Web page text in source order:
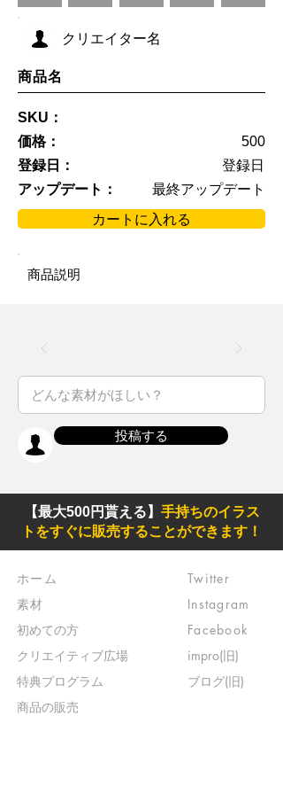
クリエイター名
商品名
SKU：
価格：
500
登録日：
登録日
アップデート：
最終アップデート
カートに入れる
商品説明
投稿する
【最大500円貰える】 手持ちのイラス
トをすぐに販売することができます！
ホーム
素材
初めての方
​クリエイティブ広場
​特典プログラム
​商品の販売
Twitter
Instagram
Facebook
impro(旧)​
ブログ(旧)